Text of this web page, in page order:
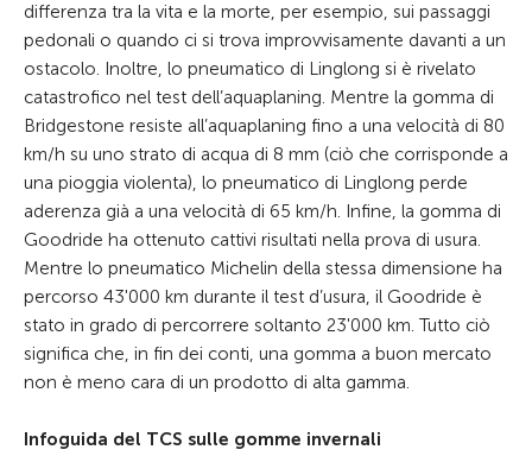
differenza tra la vita e la morte, per esempio, sui passaggi
pedonali o quando ci si trova improvvisamente davanti a un
ostacolo. Inoltre, lo pneumatico di Linglong si è rivelato
catastrofico nel test dell’aquaplaning. Mentre la gomma di
Bridgestone resiste all’aquaplaning fino a una velocità di 80
km/h su uno strato di acqua di 8 mm (ciò che corrisponde a
una pioggia violenta), lo pneumatico di Linglong perde
aderenza già a una velocità di 65 km/h. Infine, la gomma di
Goodride ha ottenuto cattivi risultati nella prova di usura.
Mentre lo pneumatico Michelin della stessa dimensione ha
percorso 43'000 km durante il test d’usura, il Goodride è
stato in grado di percorrere soltanto 23'000 km. Tutto ciò
significa che, in fin dei conti, una gomma a buon mercato
non è meno cara di un prodotto di alta gamma.
Infoguida del TCS sulle gomme invernali